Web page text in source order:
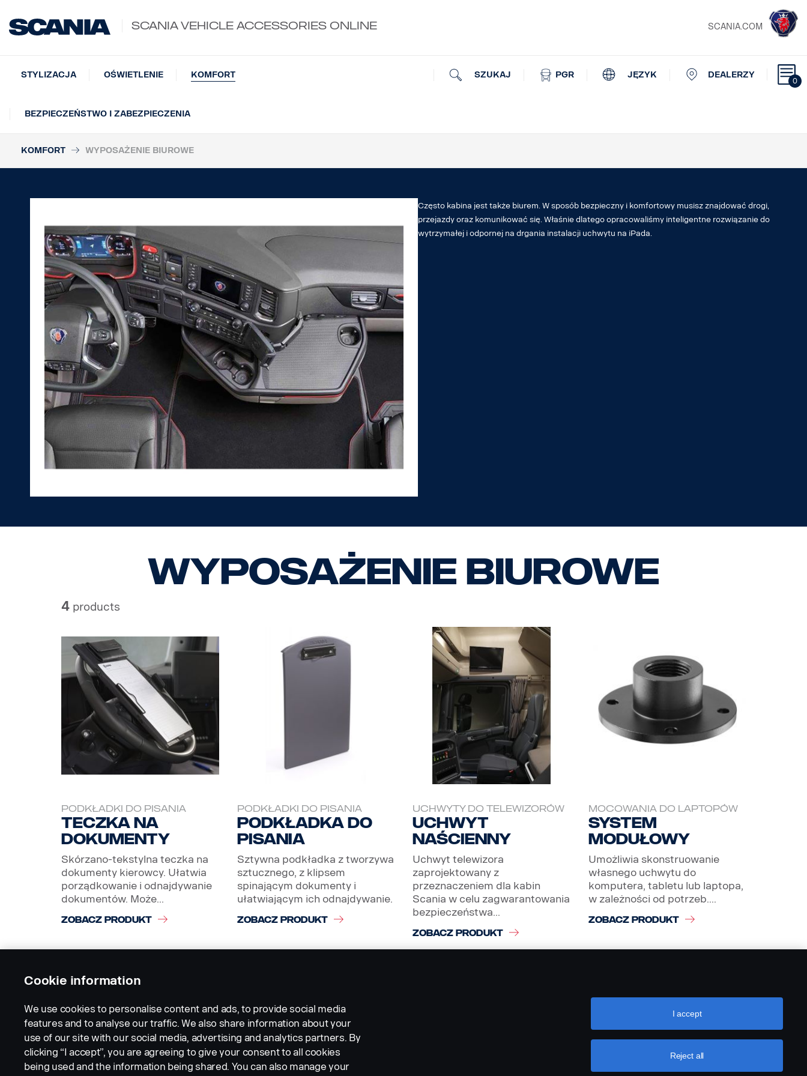
SCANIA VEHICLE ACCESSORIES ONLINE SCANIA.COM
0
SZUKAJ PGR JĘZYK DEALERZY
STYLIZACJA OŚWIETLENIE KOMFORT
BEZPIECZEŃSTWO I ZABEZPIECZENIA
KOMFORT WYPOSAŻENIE BIUROWE
Często kabina jest także biurem. W sposób bezpieczny i komfortowy musisz znajdować drogi,
przejazdy oraz komunikować się. Właśnie dlatego opracowaliśmy inteligentne rozwiązanie do
wytrzymałej i odpornej na drgania instalacji uchwytu na iPada.
Wyposażenie biurowe
4 products
PODKŁADKI DO PISANIA
Teczka na
dokumenty
Skórzano-tekstylna teczka na
dokumenty kierowcy. Ułatwia
porządkowanie i odnajdywanie
dokumentów. Może...
ZOBACZ PRODUKT
PODKŁADKI DO PISANIA
Podkładka do
pisania
Sztywna podkładka z tworzywa
sztucznego, z klipsem
spinającym dokumenty i
ułatwiającym ich odnajdywanie.
ZOBACZ PRODUKT
UCHWYTY DO TELEWIZORÓW
Uchwyt
naścienny
Uchwyt telewizora
zaprojektowany z
przeznaczeniem dla kabin
Scania w celu zagwarantowania
bezpieczeństwa...
ZOBACZ PRODUKT
MOCOWANIA DO LAPTOPÓW
System
modułowy
Umożliwia skonstruowanie
własnego uchwytu do
komputera, tabletu lub laptopa,
w zależności od potrzeb....
ZOBACZ PRODUKT
Cookie information
We use cookies to personalise content and ads, to provide social media
features and to analyse our traffic. We also share information about your
use of our site with our social media, advertising and analytics partners. By
clicking “I accept”, you are agreeing to give your consent to all cookies
being used and the information being shared. You can also manage your
Reject all
I accept